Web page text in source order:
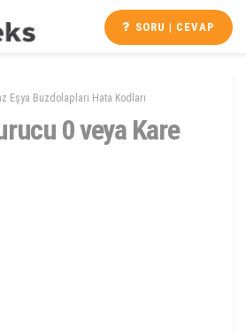
SORU | CEVAP
Eşya Buzdolapları Hata Kodları
0 veya Kare